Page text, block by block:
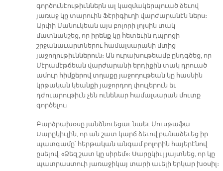
գործունէութիւններն ալ կազմակերպուած ձեւով
յառաջ կը տարուին Ֆէրիգիւղի վարժարանէն ներս։
Արփի Մանուկեան այս բոլորի լոյսին տակ
մատնանշեց, որ իրենք կը հետեւին դպրոցի
շրջանաւարտներու համալսարանի մտից
յաջողութիւններուն։ Ան ուրախութեամբ ընդգծեց, որ
Մէրամէթճեան վարժարանի երդիքին տակ դրուած
ամուր հիմքերով տղաքը յաջողութեան կը հասնին
կրթական կեանքի յաջորդող փուլերուն եւ
դժուարութիւն չեն ունենար համալսարան մուտք
գործելու։
Բարձրախօսը յանձնուեցաւ նաեւ Մուսթաֆա
Սարըկիւլին, որ ան շատ կարճ ձեւով բանաձեւեց իր
պատգամը՝ հերթական անգամ բոլորին հայերէնով
ըսելով. «Ձեզ շատ կը սիրեմ»։ Սարըկիւլ յայտնեց, որ կը
պատրաստուի յառաջիկայ տարի աւելի երկար խօսիլ։